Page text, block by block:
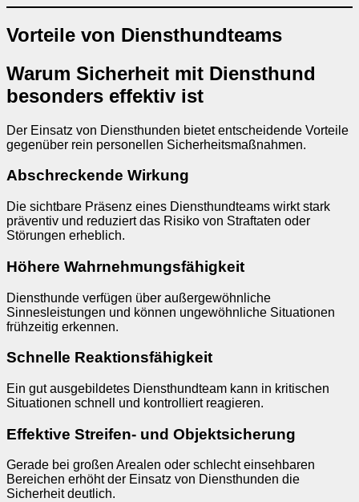
Vorteile von Diensthundteams
Warum Sicherheit mit Diensthund
besonders effektiv ist
Der Einsatz von Diensthunden bietet entscheidende Vorteile
gegenüber rein personellen Sicherheitsmaßnahmen.
Abschreckende Wirkung
Die sichtbare Präsenz eines Diensthundteams wirkt stark
präventiv und reduziert das Risiko von Straftaten oder
Störungen erheblich.
Höhere Wahrnehmungsfähigkeit
Diensthunde verfügen über außergewöhnliche
Sinnesleistungen und können ungewöhnliche Situationen
frühzeitig erkennen.
Schnelle Reaktionsfähigkeit
Ein gut ausgebildetes Diensthundteam kann in kritischen
Situationen schnell und kontrolliert reagieren.
Effektive Streifen- und Objektsicherung
Gerade bei großen Arealen oder schlecht einsehbaren
Bereichen erhöht der Einsatz von Diensthunden die
Sicherheit deutlich.